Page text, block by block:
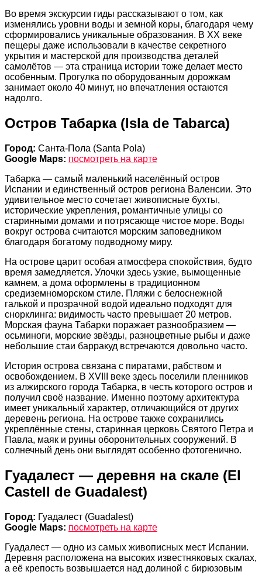
Во время экскурсии гиды рассказывают о том, как
изменялись уровни воды и земной коры, благодаря чему
сформировались уникальные образования. В XX веке
пещеры даже использовали в качестве секретного
укрытия и мастерской для производства деталей
самолётов — эта страница истории тоже делает место
особенным. Прогулка по оборудованным дорожкам
занимает около 40 минут, но впечатления остаются
надолго.
Остров Табарка (Isla de Tabarca)
Город: Санта-Пола (Santa Pola)
Google Maps: посмотреть на карте
Табарка — самый маленький населённый остров
Испании и единственный остров региона Валенсии. Это
удивительное место сочетает живописные бухты,
исторические укрепления, романтичные улицы со
старинными домами и потрясающе чистое море. Воды
вокруг острова считаются морским заповедником
благодаря богатому подводному миру.
На острове царит особая атмосфера спокойствия, будто
время замедляется. Улочки здесь узкие, вымощенные
камнем, а дома оформлены в традиционном
средиземноморском стиле. Пляжи с белоснежной
галькой и прозрачной водой идеально подходят для
снорклинга: видимость часто превышает 20 метров.
Морская фауна Табарки поражает разнообразием —
осьминоги, морские звёзды, разноцветные рыбы и даже
небольшие стаи барракуд встречаются довольно часто.
История острова связана с пиратами, рабством и
освобождением. В XVIII веке здесь поселили пленников
из алжирского города Табарка, в честь которого остров и
получил своё название. Именно поэтому архитектура
имеет уникальный характер, отличающийся от других
деревень региона. На острове также сохранились
укреплённые стены, старинная церковь Святого Петра и
Павла, маяк и руины оборонительных сооружений. В
солнечный день они выглядят особенно фотогенично.
Гуадалест — деревня на скале (El
Castell de Guadalest)
Город: Гуадалест (Guadalest)
Google Maps: посмотреть на карте
Гуадалест — одно из самых живописных мест Испании.
Деревня расположена на высоких известняковых скалах,
а её крепость возвышается над долиной с бирюзовым